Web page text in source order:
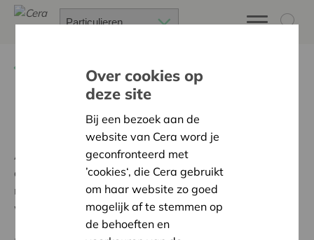
Over Cera
E-zine Cera
Abonneer je op ons e-zine. Dan ben je altijd als eerste
op de hoogte van de laatste nieuwe voordelen en van
nieuws over onze projecten, publicaties en
wedstrijden.
Over cookies op
deze site
Bij een bezoek aan de
website van Cera word je
geconfronteerd met
’cookies‘, die Cera gebruikt
om haar website zo goed
mogelijk af te stemmen op
de behoeften en